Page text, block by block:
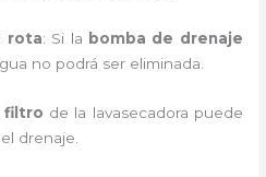
rota: Si la bomba de drenaje
no podrá ser eliminada.
filtro de la lavasecadora puede
drenaje.